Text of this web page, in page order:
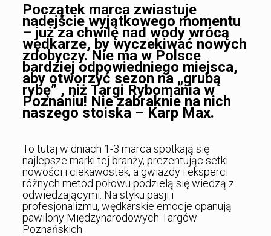
Początek marca zwiastuje
nadejście wyjątkowego momentu
– już za chwilę nad wody wrócą
wędkarze, by wyczekiwać nowych
zdobyczy. Nie ma w Polsce
bardziej odpowiedniego miejsca,
aby otworzyć sezon na „grubą
rybę” , niż Targi Rybomania w
Poznaniu! Nie zabraknie na nich
naszego stoiska – Karp Max.
To tutaj w dniach 1-3 marca spotkają się
najlepsze marki tej branży, prezentując setki
nowości i ciekawostek, a gwiazdy i eksperci
różnych metod połowu podzielą się wiedzą z
odwiedzającymi. Na styku pasji i
profesjonalizmu, wędkarskie emocje opanują
pawilony Międzynarodowych Targów
Poznańskich.